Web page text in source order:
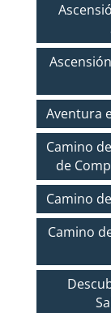
Aventura
Camino
de
Camino
Camino